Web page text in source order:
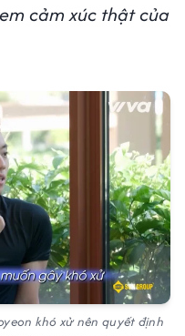
cảm xúc thật của
khó xử nên quyết định